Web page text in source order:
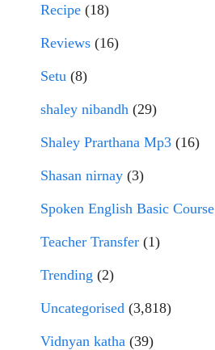
Recipe (18)
Reviews (16)
Setu (8)
shaley nibandh (29)
Shaley Prarthana Mp3 (16)
Shasan nirnay (3)
Spoken English Basic Course
Teacher Transfer (1)
Trending (2)
Uncategorised (3,818)
Vidnyan katha (39)